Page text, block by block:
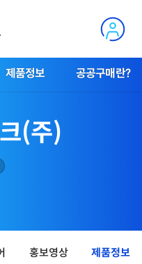
제품정보 공공구매란?
(주)
홍보영상 제품정보